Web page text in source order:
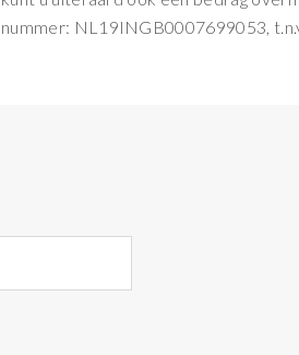
nummer: NL19INGB0007699053,